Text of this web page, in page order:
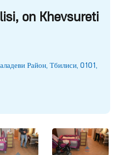
on Khevsureti
Район, Тбилиси, 0101,